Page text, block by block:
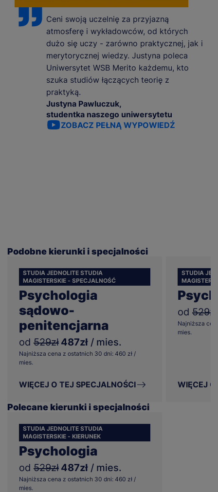
Ceni swoją uczelnię za przyjazną
atmosferę i wykładowców, od których
dużo się uczy - zarówno praktycznej, jak i
merytorycznej wiedzy. Justyna poleca
Uniwersytet WSB Merito każdemu, kto
szuka studiów łączących teorię z
praktyką.
Justyna Pawluczuk,
studentka naszego uniwersytetu
ZOBACZ PEŁNĄ WYPOWIEDŹ
Podobne kierunki i specjalności
STUDIA JEDNOLITE STUDIA
MAGISTERSKIE - SPECJALNOŚĆ
Psychologia
sądowo-
penitencjarna
od 529zł 487zł / mies.
Najniższa cena z ostatnich 30 dni: 460 zł /
mies.
WIĘCEJ O TEJ SPECJALNOŚCI
STUDIA
od 529zł
Najniższa
mies.
WIĘCEJ
Polecane kierunki i specjalności
STUDIA JEDNOLITE STUDIA
MAGISTERSKIE - KIERUNEK
Psychologia
od 529zł 487zł / mies.
Najniższa cena z ostatnich 30 dni: 460 zł /
mies.